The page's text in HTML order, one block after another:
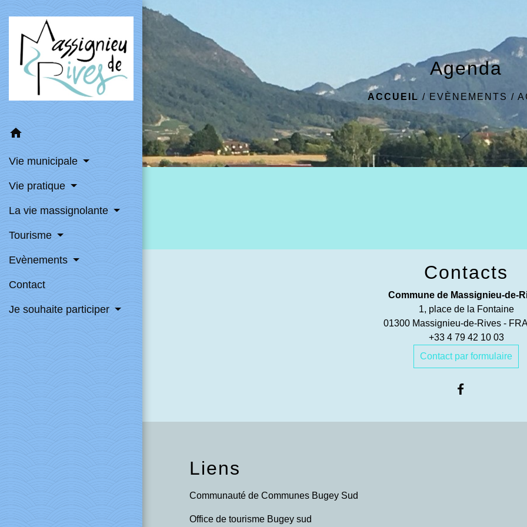
home
Vie municipale
Vie pratique
La vie massignolante
Tourisme
Evènements
Contact
Je souhaite participer
Agenda
ACCUEIL / EVÈNEMENTS /
Contacts
Commune de Massignieu-de-
1, place de la Fontaine
01300 Massignieu-de-Rives -
+33 4 79 42 10 03
Contact par formulaire
Liens
Communauté de Communes Bugey Sud
Office de tourisme Bugey sud